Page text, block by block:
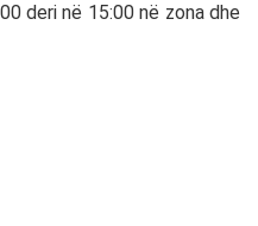
deri në 15:00 në zona dhe